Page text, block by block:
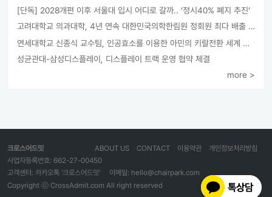
[단독] 2028개편 이후 서울대 입시 어디로 갈까.. ‘정시40% 폐지 추진’
고려대학교 의과대학, 4년 연속 대한민국의학한림원 정회원 최다 배출 外
연세대학교 신종식 교수팀, 인공효소를 이용한 아민의 키랄전환 세계 최초로 성공
성균관대-삼성디스플레이, 디스플레이 트랙 운영 협약 체결
more >
크로스어드밋 개인정보처리방침
이용약관
CONTACT
ABOUT US
사업자등록번호: 662-27-00450
고객센터: 카카오톡 '크로스어드밋'
이메일: hello@chairpark.com
Copyright ⓒ CrossAdmit.com All right reserved